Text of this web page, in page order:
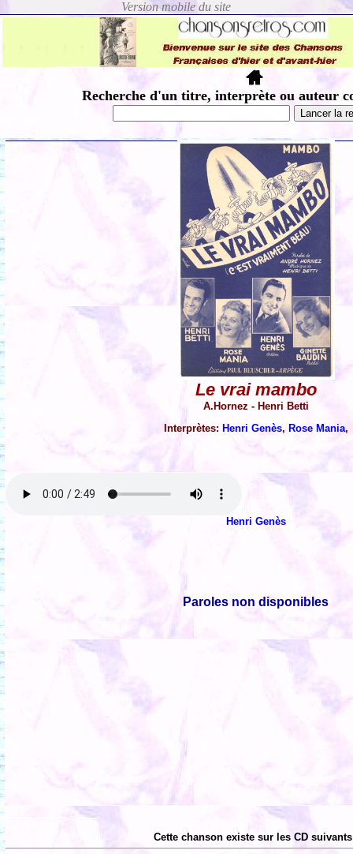
Recherche d'un titre, interprète ou auteur
Le vrai mambo
A.Hornez - Henri Betti
Interprètes: Henri Genès, Rose Mania,
Henri Genès
Paroles non disponibles
Cette chanson existe sur les CD